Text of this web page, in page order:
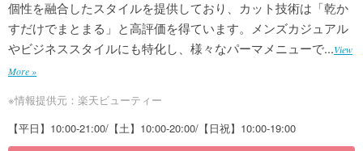
個性を融合したスタイルを提供しており、カット技術は「乾か
すだけでまとまる」と高評価を得ています。メンズカジュアル
やビジネススタイルにも特化し、様々なパーマメニューで...View
More »
※情報提供元：楽天ビューティー
【平日】10:00-21:00/【土】10:00-20:00/【日祝】10:00-19:00